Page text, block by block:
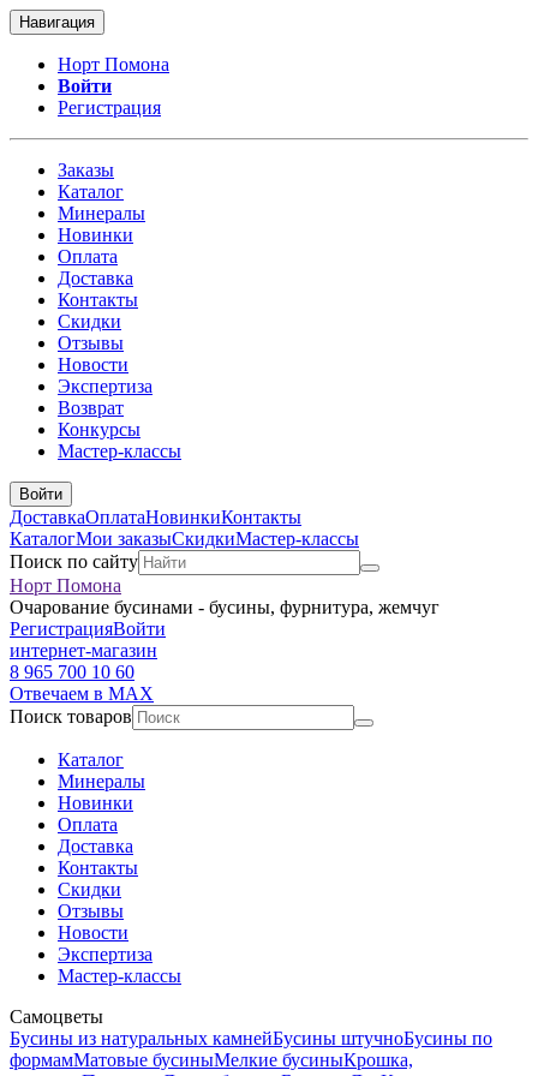
Навигация
Норт Помона
Войти
Регистрация
Заказы
Каталог
Минералы
Новинки
Оплата
Доставка
Контакты
Скидки
Отзывы
Новости
Экспертиза
Возврат
Конкурсы
Мастер-классы
Войти
ДоставкаОплатаНовинкиКонтакты
КаталогМои заказыСкидкиМастер-классы
Поиск по сайту
Норт Помона
Очарование бусинами - бусины, фурнитура, жемчуг
РегистрацияВойти
интернет-магазин
8 965 700 10 60
Отвечаем в MAX
Поиск товаров
Каталог
Минералы
Новинки
Оплата
Доставка
Контакты
Скидки
Отзывы
Новости
Экспертиза
Мастер-классы
Самоцветы
Бусины из натуральных камнейБусины штучноБусины по
формамМатовые бусиныМелкие бусиныКрошка,